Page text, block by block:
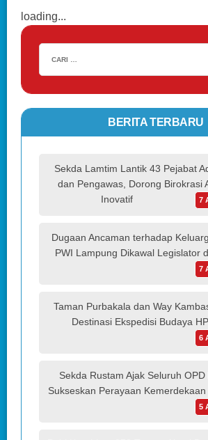
loading...
BERITA TERBARU
Sekda Lamtim Lantik 43 Pejabat
dan Pengawas, Dorong Birokrasi
Inovatif
7
Dugaan Ancaman terhadap
PWI Lampung Dikawal Legislator
7
Taman Purbakala dan Way
Destinasi Ekspedisi Budaya
6
Sekda Rustam Ajak Seluruh
Sukseskan Perayaan
5